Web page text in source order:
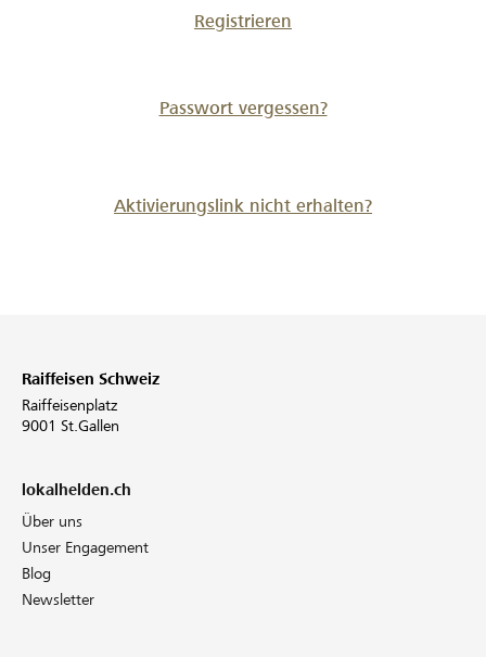
Registrieren
Passwort vergessen?
Aktivierungslink nicht erhalten?
Raiffeisen Schweiz
Raiffeisenplatz
9001 St.Gallen
lokalhelden.ch
Über uns
Unser Engagement
Blog
Newsletter